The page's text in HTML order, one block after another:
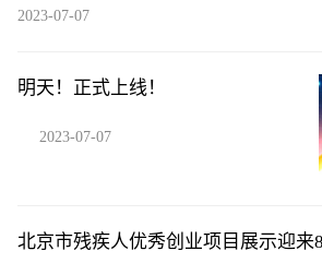
2023-07-07
明天！正式上线！
2023-07-07
北京市残疾人优秀创业项目展示迎来